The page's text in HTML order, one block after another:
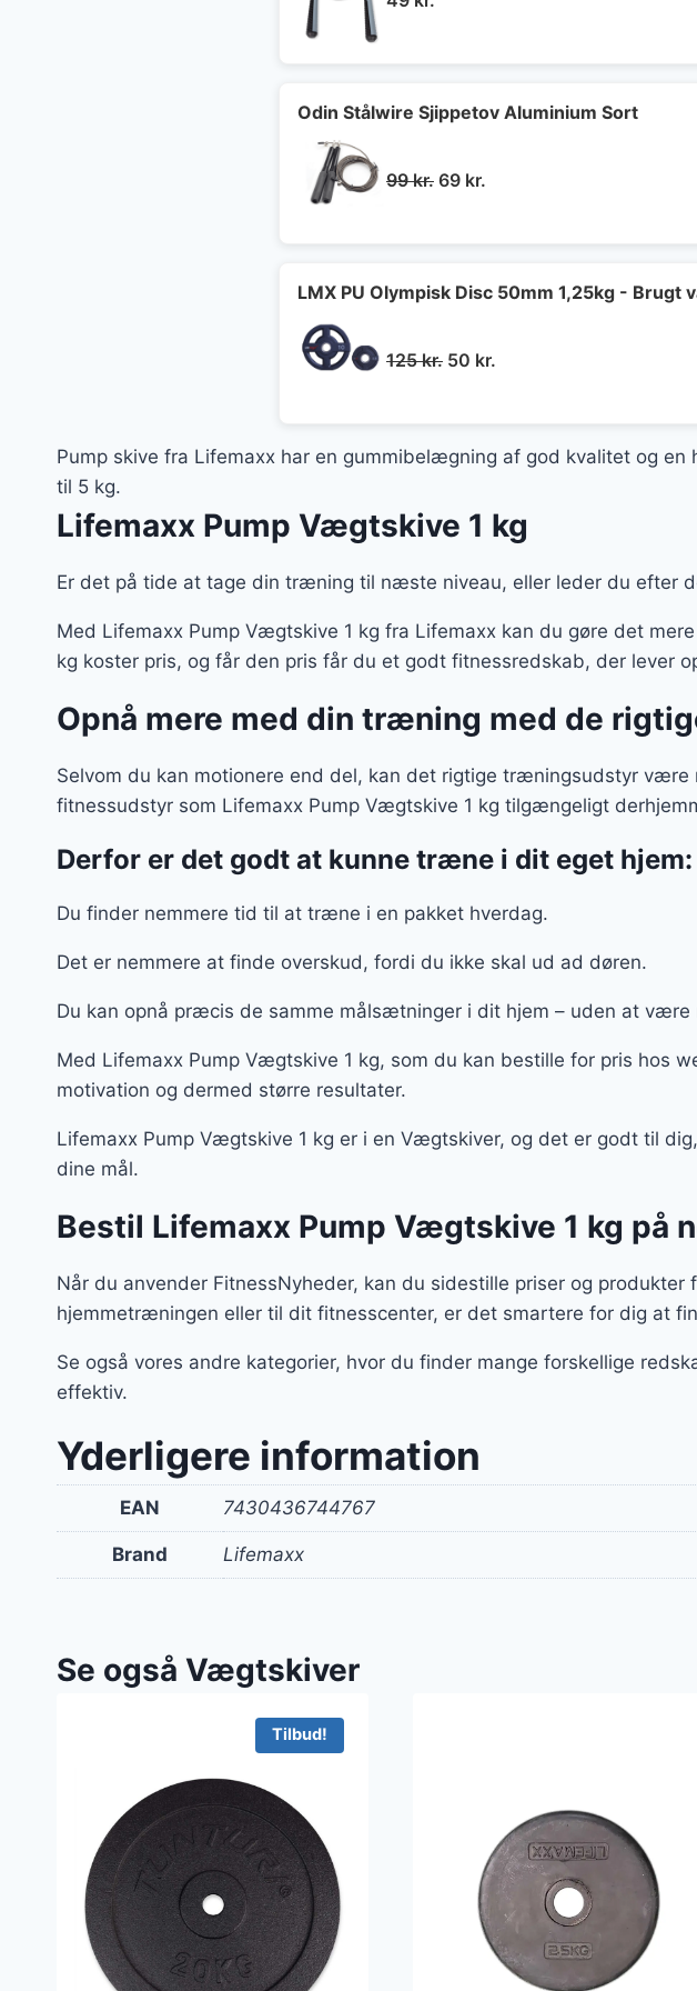
Odin Stålwire Sjippetov Aluminium Sort
99kr. Den
99 kr..
69 kr.
69 kr..
LMX PU Olympisk Disc 50mm 1,25kg -
125kr. Den
125 kr..
50 kr.
50 kr..
Pump skive fra Lifemaxx har en gummibelægning af god kvalitet og
til 5 kg.
Lifemaxx Pump Vægtskive 1 kg
Er det på tide at tage din træning til næste niveau, eller leder du efter
Med Lifemaxx Pump Vægtskive 1 kg fra Lifemaxx kan du gøre det
kg koster pris, og får den pris får du et godt fitnessredskab, der lever
Opnå mere med din træning med de
Selvom du kan motionere end del, kan det rigtige træningsudstyr
fitnessudstyr som Lifemaxx Pump Vægtskive 1 kg tilgængeligt
Derfor er det godt at kunne træne i dit eget hjem:
Du finder nemmere tid til at træne i en pakket hverdag.
Det er nemmere at finde overskud, fordi du ikke skal ud ad døren.
Du kan opnå præcis de samme målsætninger i dit hjem – uden at
Med Lifemaxx Pump Vægtskive 1 kg, som du kan bestille for pris hos
motivation og dermed større resultater.
Lifemaxx Pump Vægtskive 1 kg er i en Vægtskiver, og det er godt til
dine mål.
Bestil Lifemaxx Pump Vægtskive 1 kg på
Når du anvender FitnessNyheder, kan du sidestille priser og
hjemmetræningen eller til dit fitnesscenter, er det smartere for dig at
Se også vores andre kategorier, hvor du finder mange forskellige
effektiv.
Yderligere information
EAN 7430436744767
Brand Lifemaxx
Se også Vægtskiver
Tilbud!